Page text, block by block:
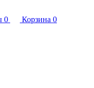
0 Корзина 0